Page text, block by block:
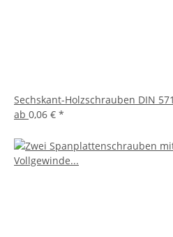
Sechskant-Holzschrauben DIN
ab 0,06 € *